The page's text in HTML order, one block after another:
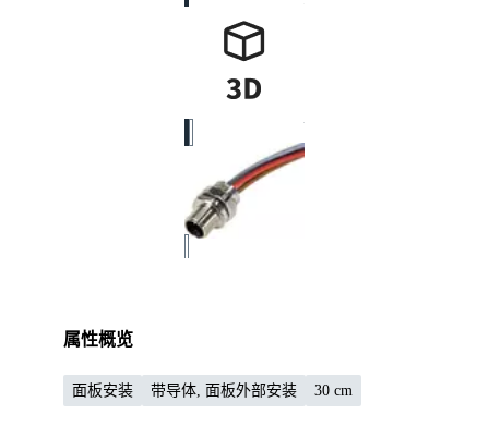
属性概览
面板安装 带导体, 面板外部安装 ‌30 cm